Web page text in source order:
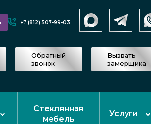
+7 (812) 507-99-03
Обратный
звонок
Вызвать
замерщика
Стеклянная
мебель
Услуги